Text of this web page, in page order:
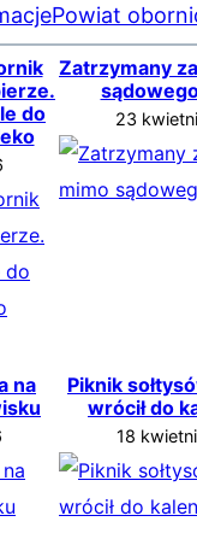
Powiat
do
Zatrzymany
23
na
Piknik
wrócił do
18